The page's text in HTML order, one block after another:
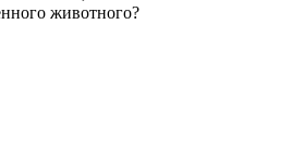
животного?